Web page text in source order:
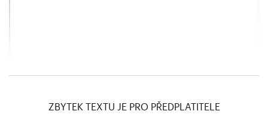
ZBYTEK TEXTU JE PRO PŘEDPLATITELE